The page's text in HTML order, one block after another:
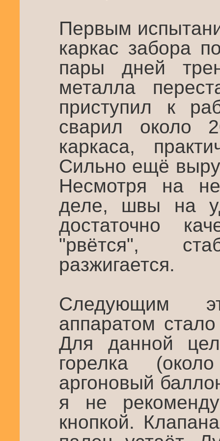
Первым
каркас забора
пары дней
металла
приступил к
сварил около
каркаса,
Сильно ещё
Несмотря на
деле, швы на
достаточно
"рвётся",
разжигается.
Следующим
аппаратом
Для данной
горелка
аргоновый
я не
кнопкой.